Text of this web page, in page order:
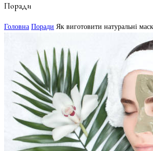
Поради
Головна Поради Як виготовити натуральні